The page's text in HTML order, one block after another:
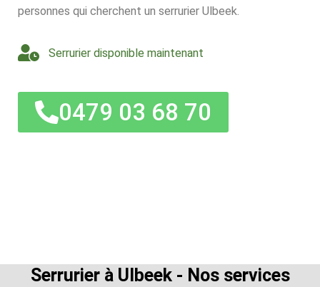
personnes qui cherchent un serrurier Ulbeek.
Serrurier disponible maintenant
0479 03 68 70
Serrurier à Ulbeek - Nos services